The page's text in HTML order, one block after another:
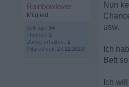
Rainbowlover
Mitglied
Beiträge: 54
Themen: 2
Danke erhalten: 2
Mitglied seit: 27.12.2019
Nun
usw.
Ich
Bett
Ich